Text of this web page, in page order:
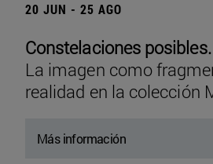
20 JUN - 25 AGO
Constelaciones posibles.
La imagen como
realidad en la colección
Más información